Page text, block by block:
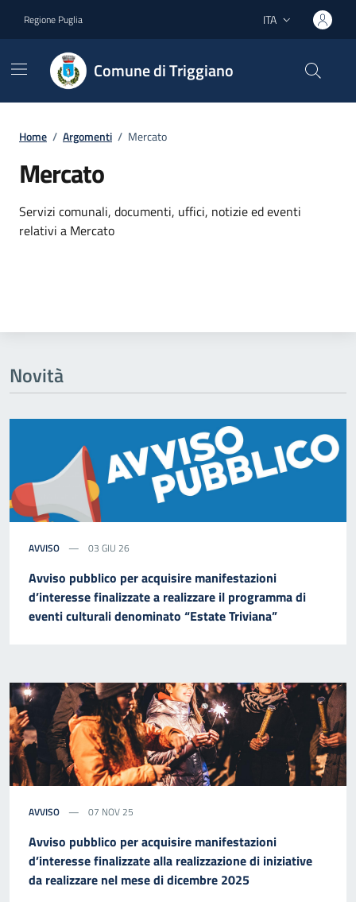
Regione Puglia Lingua attiva:
ITA
Comune di Triggiano
Home / Argomenti / Mercato
Mercato
Dettagli dell'argomento
Servizi comunali, documenti, uffici, notizie ed eventi
relativi a Mercato
Novità
AVVISO 03 GIU 26
Avviso pubblico per acquisire manifestazioni
d’interesse finalizzate a realizzare il programma di
eventi culturali denominato “Estate Triviana”
AVVISO 07 NOV 25
Avviso pubblico per acquisire manifestazioni
d’interesse finalizzate alla realizzazione di iniziative
da realizzare nel mese di dicembre 2025